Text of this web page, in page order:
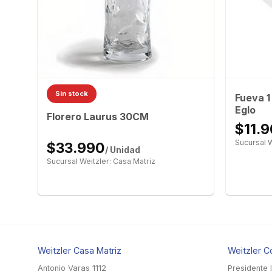
Sin stock
Florero Laurus 30CM
$33.990/ Unidad
Sucursal Weitzler: Casa Matriz
Fueva
Eglo
Sucursal
Weitzler Casa Matriz
Antonio Varas 1112
Weitzler
Presidente